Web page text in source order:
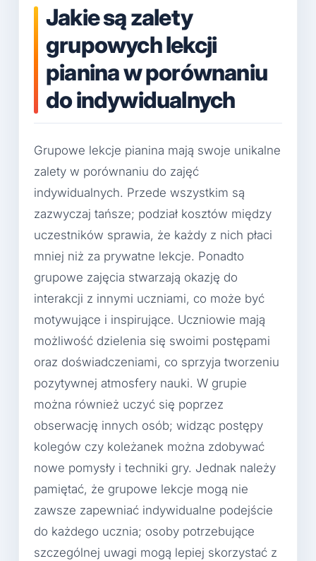
Jakie są zalety
grupowych lekcji
pianina w porównaniu
do indywidualnych
Grupowe lekcje pianina mają swoje unikalne
zalety w porównaniu do zajęć
indywidualnych. Przede wszystkim są
zazwyczaj tańsze; podział kosztów między
uczestników sprawia, że każdy z nich płaci
mniej niż za prywatne lekcje. Ponadto
grupowe zajęcia stwarzają okazję do
interakcji z innymi uczniami, co może być
motywujące i inspirujące. Uczniowie mają
możliwość dzielenia się swoimi postępami
oraz doświadczeniami, co sprzyja tworzeniu
pozytywnej atmosfery nauki. W grupie
można również uczyć się poprzez
obserwację innych osób; widząc postępy
kolegów czy koleżanek można zdobywać
nowe pomysły i techniki gry. Jednak należy
pamiętać, że grupowe lekcje mogą nie
zawsze zapewniać indywidualne podejście
do każdego ucznia; osoby potrzebujące
szczególnej uwagi mogą lepiej skorzystać z